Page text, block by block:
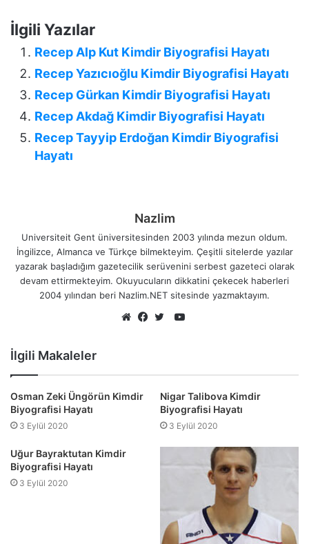
İlgili Yazılar
Recep Alp Kut Kimdir Biyografisi Hayatı
Recep Yazıcıoğlu Kimdir Biyografisi Hayatı
Recep Gürkan Kimdir Biyografisi Hayatı
Recep Akdağ Kimdir Biyografisi Hayatı
Recep Tayyip Erdoğan Kimdir Biyografisi
Hayatı
Nazlim
Universiteit Gent üniversitesinden 2003 yılında mezun oldum.
İngilizce, Almanca ve Türkçe bilmekteyim. Çeşitli sitelerde yazılar
yazarak başladığım gazetecilik serüvenini serbest gazeteci olarak
devam ettirmekteyim. Okuyucuların dikkatini çekecek haberleri
2004 yılından beri Nazlim.NET sitesinde yazmaktayım.
YouTube
İlgili Makaleler
Osman Zeki Üngörün Kimdir
Biyografisi Hayatı
3 Eylül 2020
Nigar Talibova Kimdir
Biyografisi Hayatı
3 Eylül 2020
Uğur Bayraktutan Kimdir
Biyografisi Hayatı
3 Eylül 2020